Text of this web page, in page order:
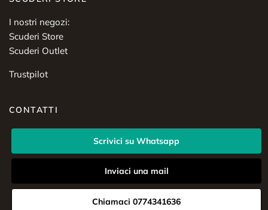
I nostri negozi:
Scuderi Store
Scuderi Outlet
Trustpilot
CONTATTI
Scrivici su Whatsapp
Inviaci una mail
Chiamaci 0774341636